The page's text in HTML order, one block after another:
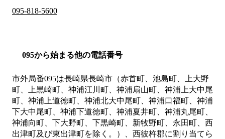
095-818-5600
095から始まる他の電話番号
市外局番095は長崎県長崎市（赤首町、池島町、上大野
町、上黒崎町、神浦江川町、神浦扇山町、神浦上大中尾
町、神浦上道徳町、神浦北大中尾町、神浦口福町、神浦
下大中尾町、神浦下道徳町、神浦夏井町、神浦丸尾町、
神浦向町、下大野町、下黒崎町、新牧野町、永田町、西
出津町及び東出津町を除く。）、西彼杵郡に割り当てら